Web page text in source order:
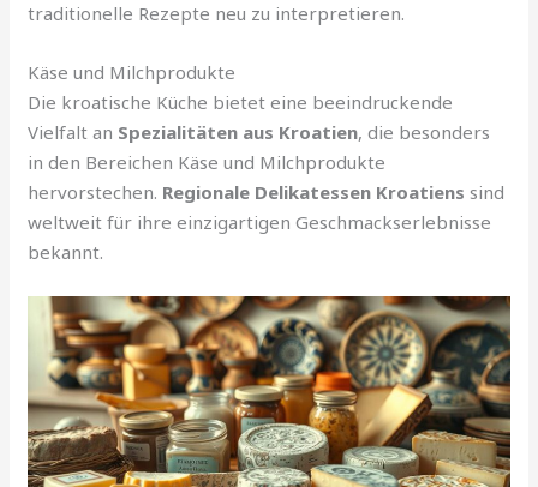
traditionelle Rezepte neu zu interpretieren.
Käse und Milchprodukte
Die kroatische Küche bietet eine beeindruckende
Vielfalt an Spezialitäten aus Kroatien, die besonders
in den Bereichen Käse und Milchprodukte
hervorstechen. Regionale Delikatessen Kroatiens sind
weltweit für ihre einzigartigen Geschmackserlebnisse
bekannt.